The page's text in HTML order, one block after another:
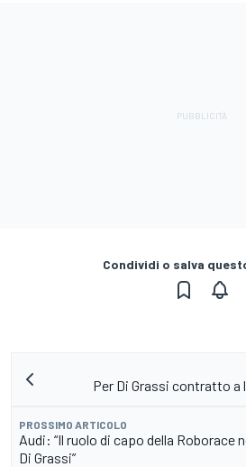
Condividi o salva
Per Di Grassi contratto a
PROSSIMO ARTICOLO
Audi: “Il ruolo di capo della Roborace
Di Grassi”